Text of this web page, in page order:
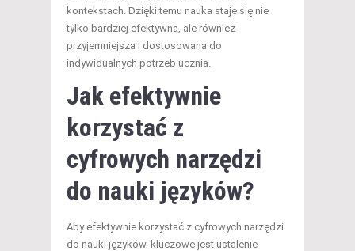
kontekstach. Dzięki temu nauka staje się nie
tylko bardziej efektywna, ale również
przyjemniejsza i dostosowana do
indywidualnych potrzeb ucznia.
Jak efektywnie
korzystać z
cyfrowych narzędzi
do nauki języków?
Aby efektywnie korzystać z cyfrowych narzędzi
do nauki języków, kluczowe jest ustalenie